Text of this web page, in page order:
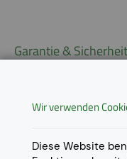
Garantie & Sicherheit
Datenschutz
Wir verwenden
Diese Website